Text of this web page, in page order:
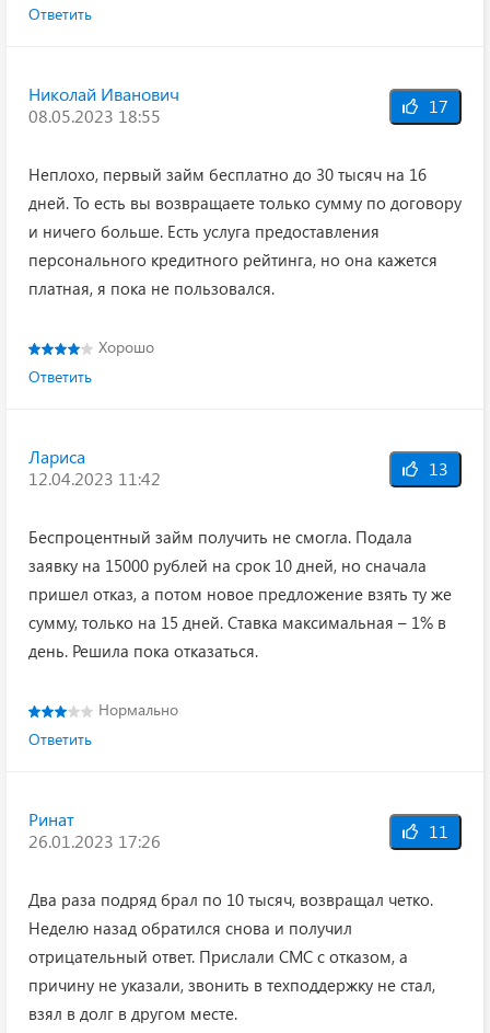
Ответить
Николай Иванович
08.05.2023 18:55
17
Неплохо, первый займ бесплатно до 30 тысяч на 16
дней. То есть вы возвращаете только сумму по договору
и ничего больше. Есть услуга предоставления
персонального кредитного рейтинга, но она кажется
платная, я пока не пользовался.
Хорошо
Ответить
Лариса
12.04.2023 11:42
13
Беспроцентный займ получить не смогла. Подала
заявку на 15000 рублей на срок 10 дней, но сначала
пришел отказ, а потом новое предложение взять ту же
сумму, только на 15 дней. Ставка максимальная – 1% в
день. Решила пока отказаться.
Нормально
Ответить
Ринат
26.01.2023 17:26
11
Два раза подряд брал по 10 тысяч, возвращал четко.
Неделю назад обратился снова и получил
отрицательный ответ. Прислали СМС с отказом, а
причину не указали, звонить в техподдержку не стал,
взял в долг в другом месте.